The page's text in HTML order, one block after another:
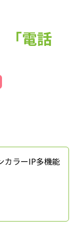
「電話
カラーIP多機能